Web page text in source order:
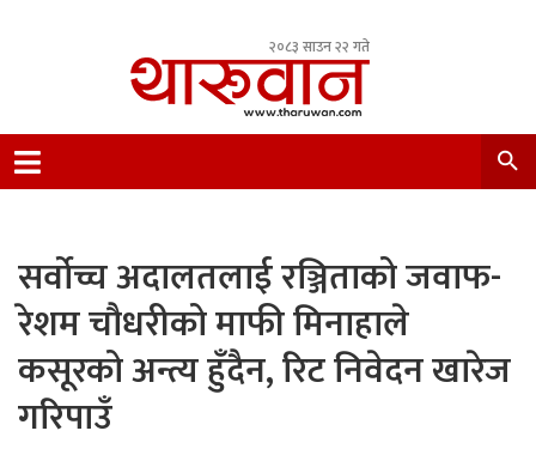
२०८३ साउन २२ गते
Nepal.
सर्वोच्च अदालतलाई रञ्जिताको जवाफ-
रेशम चौधरीको माफी मिनाहाले
कसूरको अन्त्य हुँदैन, रिट निवेदन खारेज
गरिपाउँ